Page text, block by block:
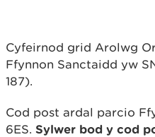
Cyfeirnod grid Arolwg
Ffynnon Sanctaidd yw
187).
Cod post ardal parcio
6ES. Sylwer bod y cod